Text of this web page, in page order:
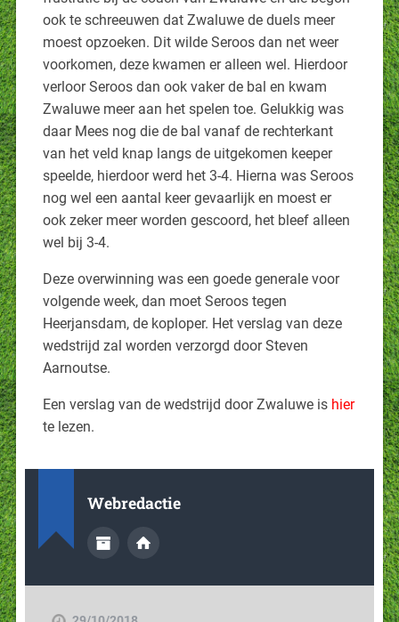
ook te schreeuwen dat Zwaluwe de duels meer
moest opzoeken. Dit wilde Seroos dan net weer
voorkomen, deze kwamen er alleen wel. Hierdoor
verloor Seroos dan ook vaker de bal en kwam
Zwaluwe meer aan het spelen toe. Gelukkig was
daar Mees nog die de bal vanaf de rechterkant
van het veld knap langs de uitgekomen keeper
speelde, hierdoor werd het 3-4. Hierna was Seroos
nog wel een aantal keer gevaarlijk en moest er
ook zeker meer worden gescoord, het bleef alleen
wel bij 3-4.
Deze overwinning was een goede generale voor
volgende week, dan moet Seroos tegen
Heerjansdam, de koploper. Het verslag van deze
wedstrijd zal worden verzorgd door Steven
Aarnoutse.
Een verslag van de wedstrijd door Zwaluwe is hier
te lezen.
Webredactie